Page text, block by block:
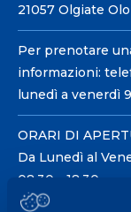
21057 Olgiate
Per prenotare
informazioni:
lunedì a venerdì
ORARI DI
Da Lunedì al
08.30 - 18.30